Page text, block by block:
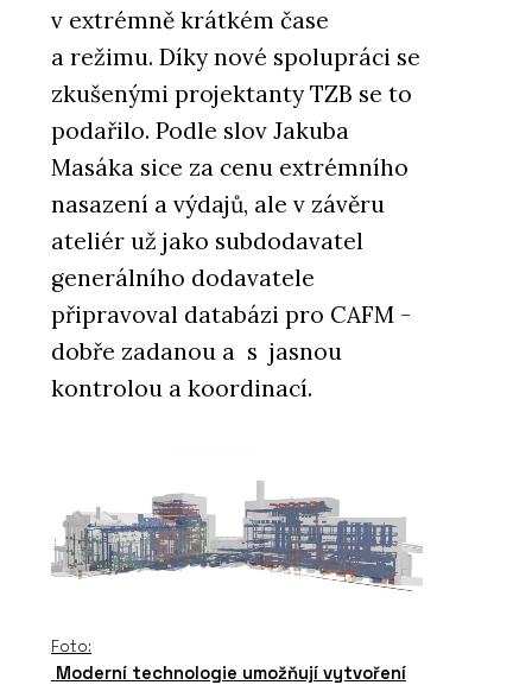
v extrémně krátkém čase
a režimu. Díky nové spolupráci se
zkušenými projektanty TZB se to
podařilo. Podle slov Jakuba
Masáka sice za cenu extrémního
nasazení a výdajů, ale v závěru
ateliér už jako subdodavatel
generálního dodavatele
připravoval databázi pro CAFM -
dobře zadanou a s jasnou
kontrolou a koordinací.
Foto:
Moderní technologie umožňují vytvoření